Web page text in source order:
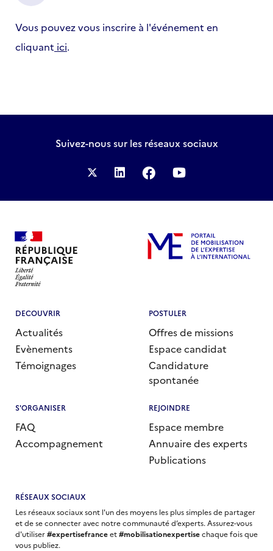
Vous pouvez vous inscrire à l'événement en
cliquant ici.
Suivez-noussur les réseaux sociaux
DECOUVRIR
Actualités
Evènements
Témoignages
POSTULER
Offres de missions
Espace candidat
Candidature
spontanée
S'ORGANISER
FAQ
Accompagnement
REJOINDRE
Espace membre
Annuaire des experts
Publications
RÉSEAUX SOCIAUX
Les réseaux sociaux sont l'un des moyens les plus simples de partager
et de se connecter avec notre communauté d’experts. Assurez-vous
d'utiliser#expertisefranceet#mobilisationexpertisechaque fois que
vous publiez.